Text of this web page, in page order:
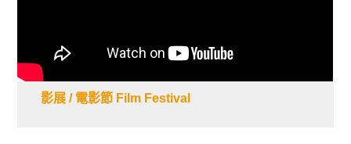
影展 / 電影節 Film Festival